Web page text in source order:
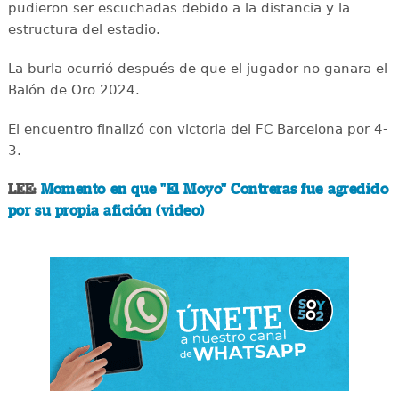
pudieron ser escuchadas debido a la distancia y la
estructura del estadio.
La burla ocurrió después de que el jugador no ganara el
Balón de Oro 2024.
El encuentro finalizó con victoria del FC Barcelona por 4-
3.
LEE: Momento en que "El Moyo" Contreras fue agredido
por su propia afición (video)